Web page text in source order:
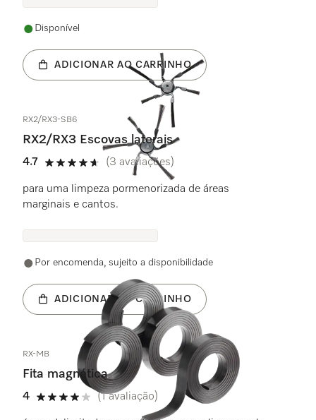
Disponível
ADICIONAR AO CARRINHO
RX2/RX3-SB6
RX2/RX3 Escovas laterais
4.7
4.7 estrela(s) de 5
(3 avaliações)
para uma limpeza pormenorizada de áreas
marginais e cantos.
Por encomenda, sujeito a disponibilidade
ADICIONAR AO CARRINHO
RX-MB
Fita magnética
4
4 estrela(s) de 5
(1 avaliação)